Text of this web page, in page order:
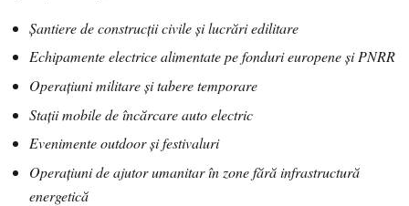
Șantiere de construcții civile și lucrări edilitare
Echipamente electrice alimentate pe fonduri europene și PNRR
Operațiuni militare și tabere temporare
Stații mobile de încărcare auto electric
Evenimente outdoor și festivaluri
Operațiuni de ajutor umanitar în zone fără infrastructură
energetică